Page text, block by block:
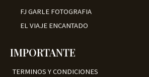
FJ GARLE FOTOGRAFIA
EL VIAJE ENCANTADO
IMPORTANTE
TERMINOS Y CONDICIONES